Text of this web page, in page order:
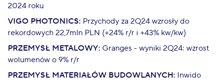
2024 roku
VIGO PHOTONICS: Przychody za 2Q24 wzrosły do
rekordowych 22,7mln PLN (+24% r/r i +43% kw/kw)
PRZEMYSŁ METALOWY: Granges - wyniki 2Q24: wzrost
wolumenów o 9% r/r
PRZEMYSŁ MATERIAŁÓW BUDOWLANYCH: Inwido